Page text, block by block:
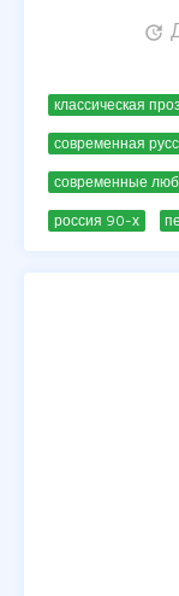
update
классическая
современная
современные
россия 90-х